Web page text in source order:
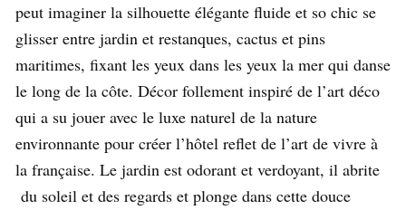
peut imaginer la silhouette élégante fluide et so chic se
glisser entre jardin et restanques, cactus et pins
maritimes, fixant les yeux dans les yeux la mer qui danse
le long de la côte. Décor follement inspiré de l’art déco
qui a su jouer avec le luxe naturel de la nature
environnante pour créer l’hôtel reflet de l’art de vivre à
la française. Le jardin est odorant et verdoyant, il abrite
du soleil et des regards et plonge dans cette douce